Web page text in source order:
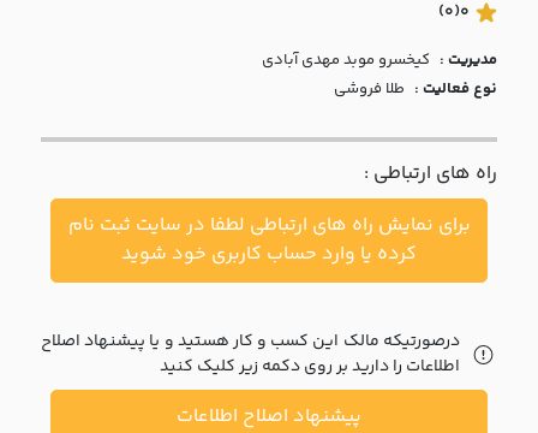
با ما
مقالات
اخبار
پرسش
متداول
خواست
0
(0)
مدیریت : کيخسرو موبد مهدي آبادي
نوع فعالیت : طلا فروشی
راه های ارتباطی :
برای نمایش راه های ارتباطی لطفا در سایت ثبت نام
کرده یا وارد حساب کاربری خود شوید
درصورتیکه مالک این کسب و کار هستید و یا پیشنهاد اصلاح
اطلاعات را دارید بر روی دکمه زیر کلیک کنید
پیشنهاد اصلاح اطلاعات